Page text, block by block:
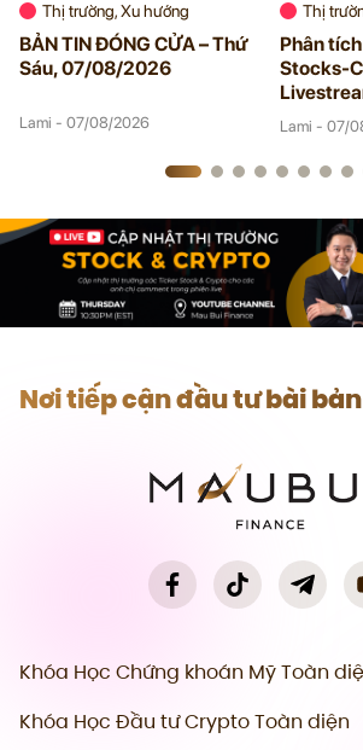
Thị trường, Xu hướng
BẢN TIN ĐÓNG CỬA – Thứ
Sáu, 07/08/2026
Lami - 07/08/2026
Thị
Phân
Stocks-
08/06/
Lami - 07/
Nơi tiếp cận đầu tư bài
Khóa Học Chứng khoán Mỹ Toàn
Khóa Học Đầu tư Crypto Toàn diện